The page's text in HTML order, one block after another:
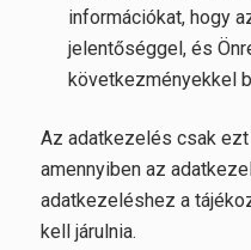
információkat, hogy
jelentőséggel, és
következményekkel
Az adatkezelés csak
amennyiben az
adatkezeléshez a
kell járulnia.